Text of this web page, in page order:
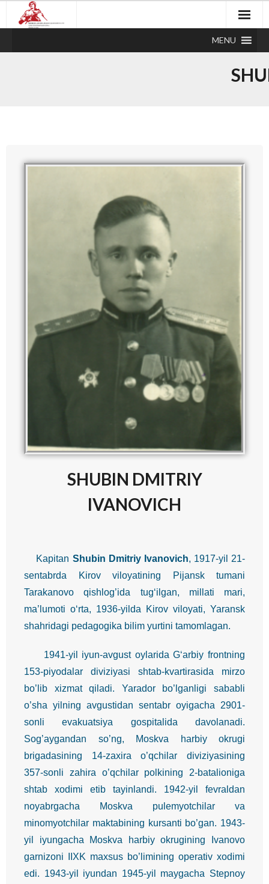
MENU
SHUBIN DMITRIY
IVANOVICH
Kapitan Shubin Dmitriy Ivanovich, 1917-yil 21-
sentabrda Kirov viloyatining Pijansk tumani
Tarakanovo qishlog’ida tug‘ilgan, millati mari,
ma’lumoti o‘rta, 1936-yilda Kirov viloyati, Yaransk
shahridagi pedagogika bilim yurtini tamomlagan.
1941-yil iyun-avgust oylarida G‘arbiy frontning
153-piyodalar diviziyasi shtab-kvartirasida mirzo
bo’lib xizmat qiladi. Yarador bo’lganligi sababli
o’sha yilning avgustidan sentabr oyigacha 2901-
sonli evakuatsiya gospitalida davolanadi.
Sog’aygandan so’ng, Moskva harbiy okrugi
brigadasining 14-zaxira o’qchilar diviziyasining
357-sonli zahira o’qchilar polkining 2-batalioniga
shtab xodimi etib tayinlandi. 1942-yil fevraldan
noyabrgacha Moskva pulemyotchilar va
minomyotchilar maktabining kursanti bo’gan. 1943-
yil iyungacha Moskva harbiy okrugining Ivanovo
garnizoni IIXK maxsus bo’limining operativ xodimi
edi. 1943-yil iyundan 1945-yil maygacha Stepnoy